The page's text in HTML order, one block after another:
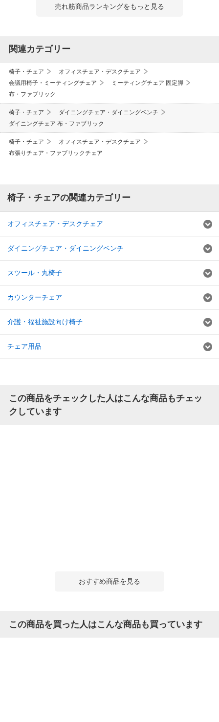
売れ筋商品ランキングをもっと見る
関連カテゴリー
椅子・チェア
オフィスチェア・デスクチェア
会議用椅子・ミーティングチェア
ミーティングチェア 固定脚
布・ファブリック
椅子・チェア
ダイニングチェア・ダイニングベンチ
ダイニングチェア 布・ファブリック
椅子・チェア
オフィスチェア・デスクチェア
布張りチェア・ファブリックチェア
椅子・チェアの関連カテゴリー
オフィスチェア・デスクチェア
ダイニングチェア・ダイニングベンチ
スツール・丸椅子
カウンターチェア
介護・福祉施設向け椅子
チェア用品
この商品をチェックした人はこんな商品もチェッ
クしています
おすすめ商品を見る
この商品を買った人はこんな商品も買っています